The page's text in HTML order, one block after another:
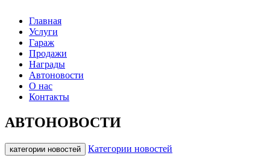
Главная
Услуги
Гараж
Продажи
Награды
Автоновости
О нас
Контакты
АВТОНОВОСТИ
категории новостей Категории новостей